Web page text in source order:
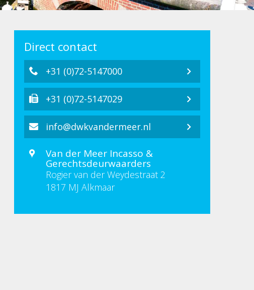
Direct contact
+31 (0)72-5147000
+31 (0)72-5147029
info@dwkvandermeer.nl
Van der Meer Incasso &
Gerechtsdeurwaarders
Rogier van der Weydestraat 2
1817 MJ Alkmaar